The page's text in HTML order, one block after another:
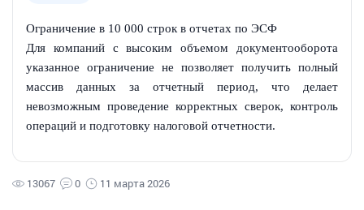
Ограничение в 10 000 строк в отчетах по ЭСФ
Для компаний с высоким объемом документооборота
указанное ограничение не позволяет получить полный
массив данных за отчетный период, что делает
невозможным проведение корректных сверок, контроль
операций и подготовку налоговой отчетности.
13067 0 11 марта 2026